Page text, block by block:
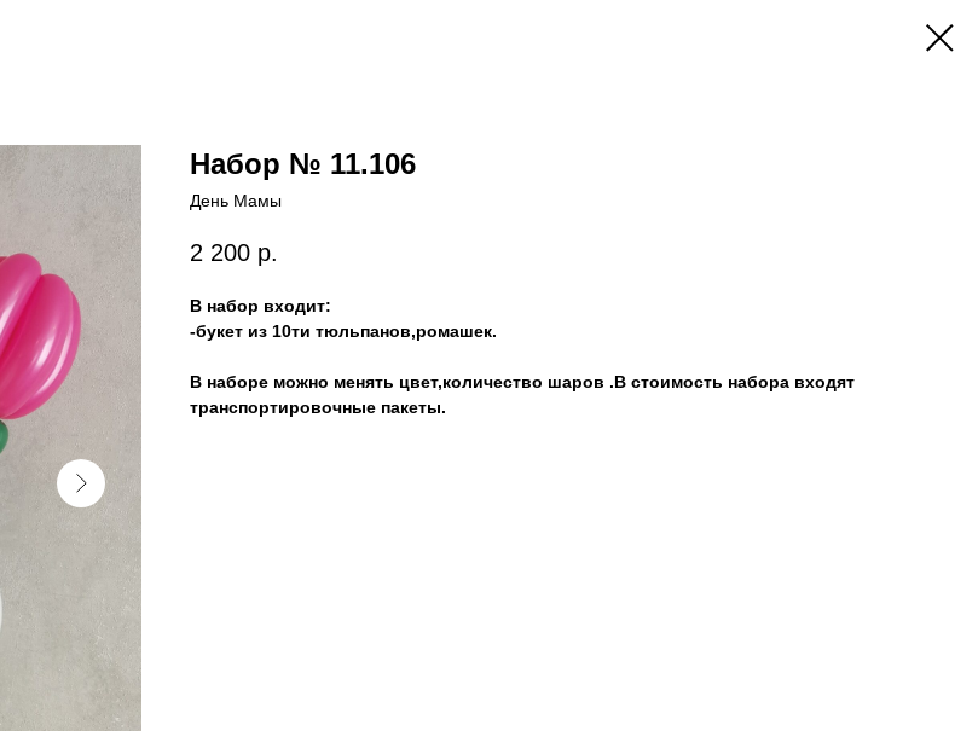
Набор № 11.106
День Мамы
2 200 р.
В набор входит:
-букет из 10ти тюльпанов,ромашек.
В наборе можно менять цвет,количество шаров .В стоимость набора входят
транспортировочные пакеты.